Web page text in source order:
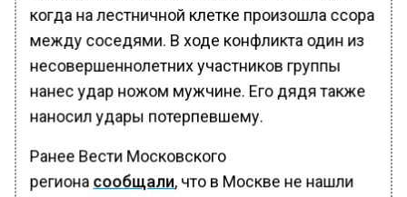
когда на лестничной клетке произошла ссора
между соседями. В ходе конфликта один из
несовершеннолетних участников группы
нанес удар ножом мужчине. Его дядя также
наносил удары потерпевшему.
Ранее Вести Московского
региона сообщали, что в Москве не нашли